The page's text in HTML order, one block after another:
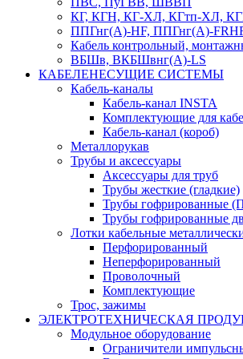
КГ, КГН, КГ-ХЛ, КГтп-ХЛ,
ППГнг(А)-HF, ППГнг(А)-
Кабель контрольный,
ВБШв, ВКБШвнг(А)-LS
КАБЕЛЕНЕСУЩИЕ СИСТЕМЫ
Кабель-каналы
Кабель-канал INSTA
Комплектующие для
Кабель-канал (короб)
Металлорукав
Трубы и аксессуары
Аксессуары для труб
Трубы жесткие (гладкие)
Трубы гофрированные
Трубы гофрированные
Лотки кабельные
Перфорированный
Неперфорированный
Проволочный
Комплектующие
Трос, зажимы
ЭЛЕКТРОТЕХНИЧЕСКАЯ
Модульное оборудование
Ограничители